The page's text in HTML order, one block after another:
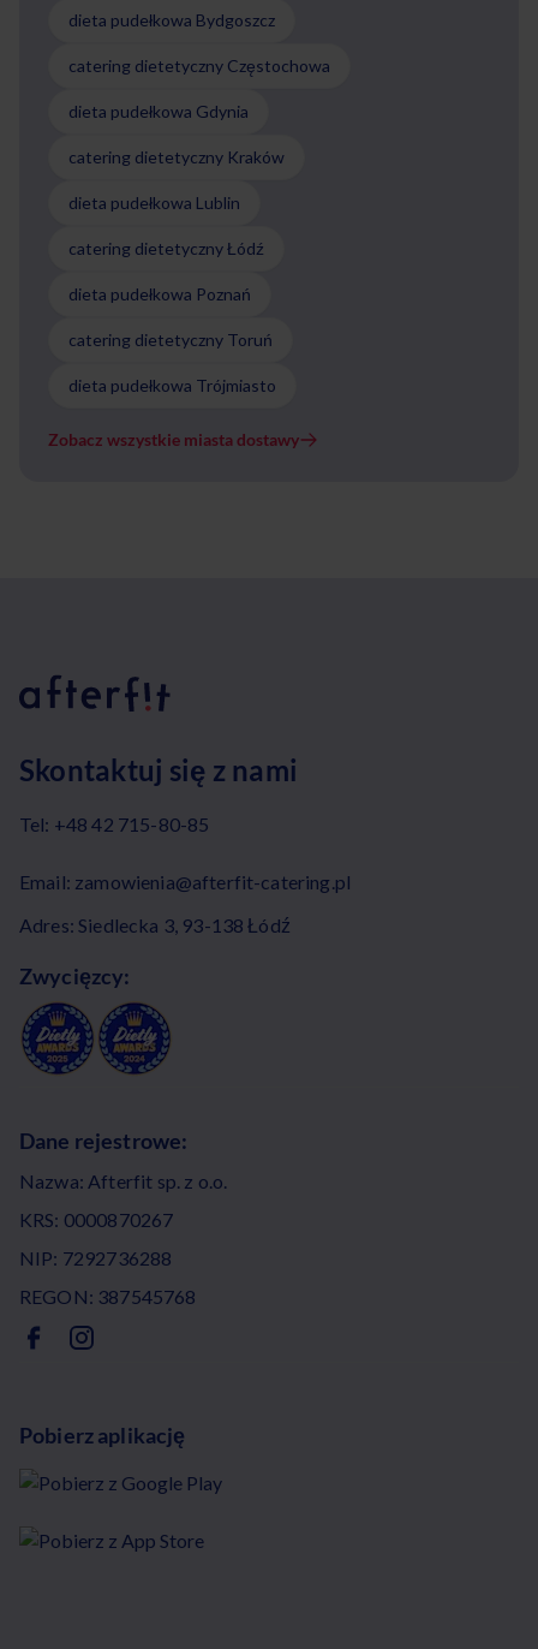
dieta pudełkowa Bydgoszcz
catering dietetyczny Częstochowa
dieta pudełkowa Gdynia
catering dietetyczny Kraków
dieta pudełkowa Lublin
catering dietetyczny Łódź
dieta pudełkowa Poznań
catering dietetyczny Toruń
dieta pudełkowa Trójmiasto
Zobacz wszystkie miasta dostawy
Skontaktuj się z nami
Tel: +48 42 715-80-85
Email: zamowienia@afterfit-catering.pl
Adres: Siedlecka 3, 93-138 Łódź
Zwycięzcy:
Dane rejestrowe:
Nazwa: Afterfit sp. z o.o.
KRS: 0000870267
NIP: 7292736288
REGON: 387545768
Pobierz aplikację